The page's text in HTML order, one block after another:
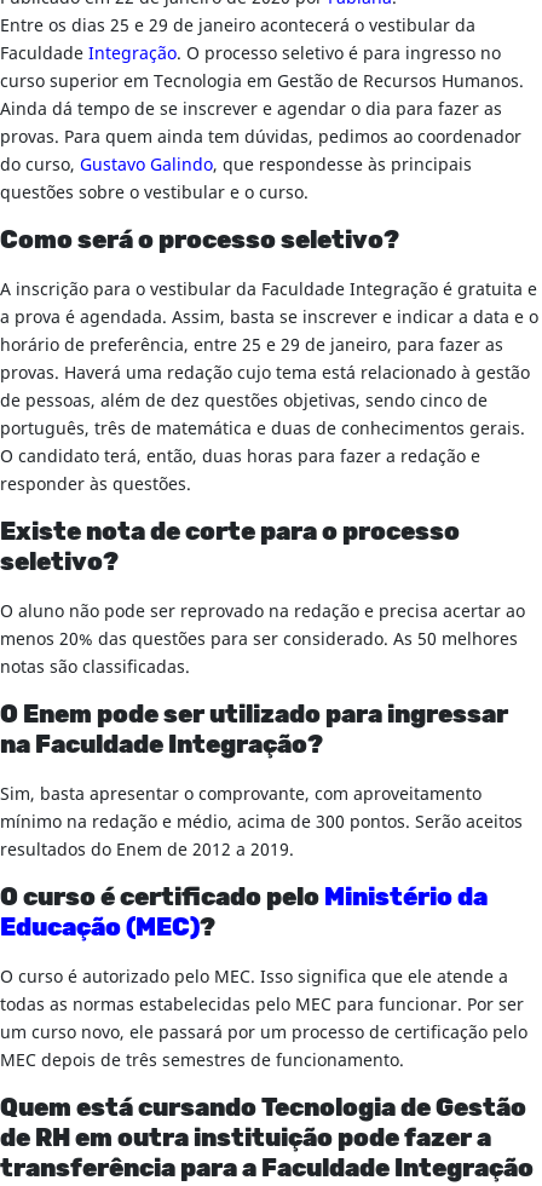
Entre os dias 25 e 29 de janeiro acontecerá o vestibular da
FaculdadeIntegração. O processo seletivo é para ingresso no
curso superior em Tecnologia em Gestão de Recursos Humanos.
Ainda dá tempo de se inscrever e agendar o dia para fazer as
provas. Para quem ainda tem dúvidas, pedimos ao coordenador
do curso, Gustavo Galindo, que respondesse às principais
questões sobre o vestibular e o curso.
Como será o processo seletivo?
A inscrição para o vestibular da Faculdade Integração é gratuita e
a prova é agendada. Assim, basta se inscrever e indicar a data e o
horário de preferência, entre 25 e 29 de janeiro, para fazer as
provas. Haverá uma redação cujo tema está relacionado à gestão
de pessoas, além de dez questões objetivas, sendo cinco de
português, três de matemática e duas de conhecimentos gerais.
O candidato terá, então, duas horas para fazer a redação e
responder às questões.
Existe nota de corte para o processo
seletivo?
O aluno não pode ser reprovado na redação e precisa acertar ao
menos 20% das questões para ser considerado. As 50 melhores
notas são classificadas.
O Enem pode ser utilizado para ingressar
na Faculdade Integração?
Sim, basta apresentar o comprovante, com aproveitamento
mínimo na redação e médio, acima de 300 pontos. Serão aceitos
resultados do Enem de 2012 a 2019.
O curso é certificado pelo Ministério da
Educação (MEC)?
O curso é autorizado pelo MEC. Isso significa que ele atende a
todas as normas estabelecidas pelo MEC para funcionar. Por ser
um curso novo, ele passará por um processo de certificação pelo
MEC depois de três semestres de funcionamento.
Quem está cursando Tecnologia de Gestão
de RH em outra instituição pode fazer a
transferência para a Faculdade Integração